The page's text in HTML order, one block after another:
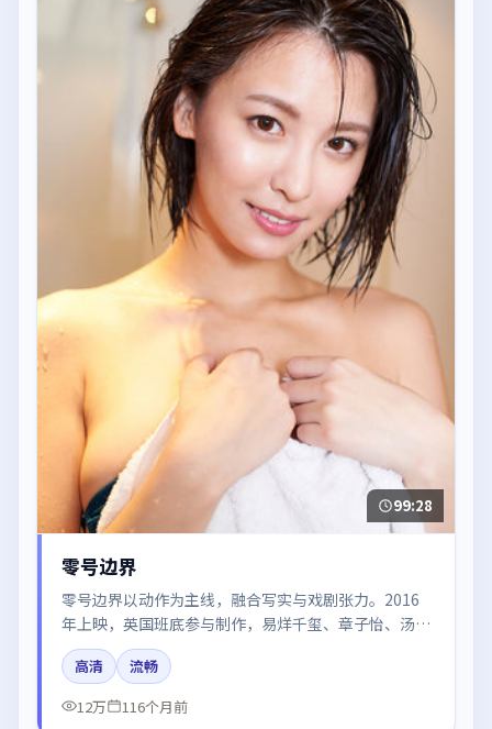
99:28
零号边界
零号边界以动作为主线，融合写实与戏剧张力。2016
年上映，英国班底参与制作，易烊千玺、章子怡、汤
唯、张译、周冬雨在片中呈现细腻表演，影像风格统
一，配乐与剪辑强化了情绪曲线。
高清
流畅
12万
116个月前